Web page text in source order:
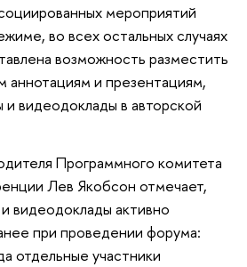
мероприятий
во всех остальных случаях
возможность разместить
аннотациям и презентациям,
и видеодоклады в авторской
Программного комитета
Лев Якобсон отмечает,
видеодоклады активно
при проведении форума:
отдельные участники